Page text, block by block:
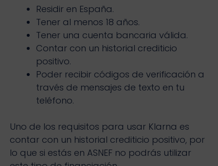
Residir en España.
Tener al menos 18 años.
Tener una cuenta bancaria válida.
Contar con un historial crediticio
positivo.
Poder recibir códigos de verificación a
través de mensajes de texto en tu
teléfono.
Uno de los requisitos para usar Klarna es
contar con un historial crediticio positivo, por
lo que si estás en ASNEF no podrás utilizar